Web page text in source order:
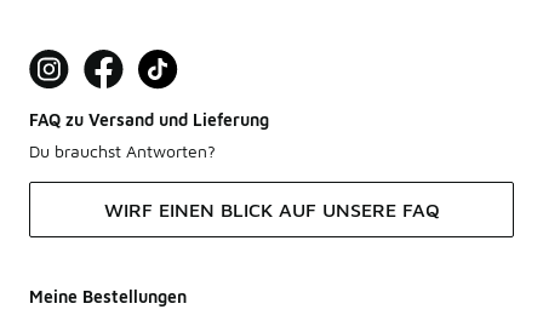
FAQ zu Versand und Lieferung
Du brauchst Antworten?
WIRF EINEN BLICK AUF UNSERE FAQ
Meine Bestellungen